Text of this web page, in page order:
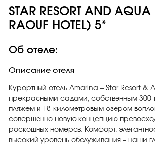
STAR RESORT AND AQUA
RAOUF HOTEL) 5*
Об отеле:
Описание отеля
Курортный отель Amarina – Star Resort &
прекрасными садами, собственным
пляжем и 18-километровым озером
совершенно новую концепцию
роскошных номеров. Комфорт,
высокий уровень обслуживания – наши